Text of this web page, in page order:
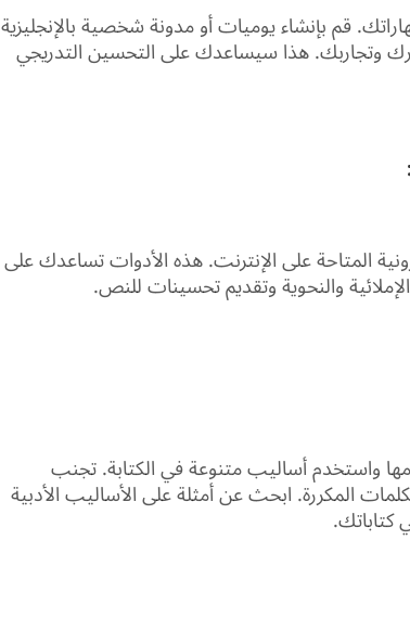
قم بإنشاء يوميات أو مدونة شخصية بالإنجليزية
هذا سيساعدك على التحسين التدريجي
المتاحة على الإنترنت. هذه الأدوات تساعدك على
والنحوية وتقديم تحسينات للنص.
واستخدم أساليب متنوعة في الكتابة. تجنب
المكررة. ابحث عن أمثلة على الأساليب الأدبية
كتاباتك.